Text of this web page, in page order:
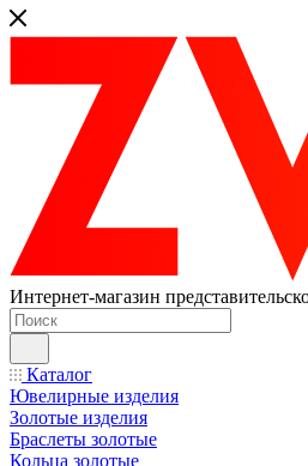
Интернет-магазин
Каталог
Ювелирные изделия
Золотые изделия
Браслеты золотые
Кольца золотые